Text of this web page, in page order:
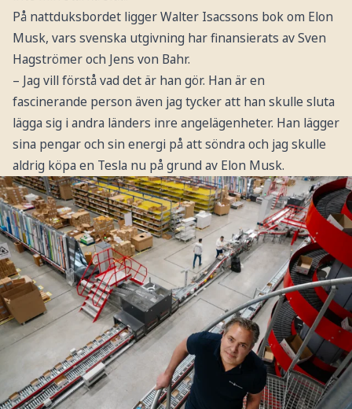
På nattduksbordet ligger Walter Isacssons bok om Elon
Musk, vars svenska utgivning har finansierats av Sven
Hagströmer och Jens von Bahr.
– Jag vill förstå vad det är han gör. Han är en
fascinerande person även jag tycker att han skulle sluta
lägga sig i andra länders inre angelägenheter. Han lägger
sina pengar och sin energi på att söndra och jag skulle
aldrig köpa en Tesla nu på grund av Elon Musk.